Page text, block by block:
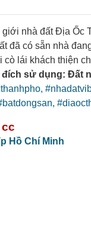
giới nhà đất Địa Ốc
đã có sẵn nhà
cò lái khách thiện
đích sử dụng: Đất
Hồ Chí Minh